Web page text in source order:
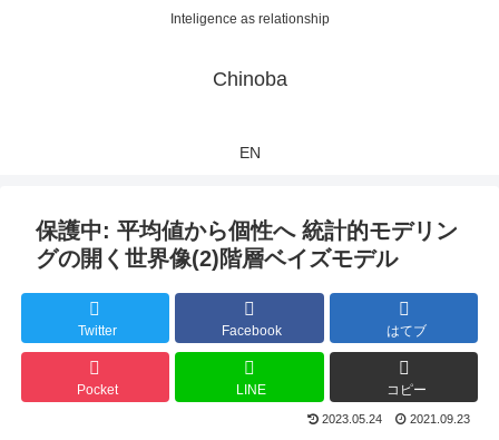
Inteligence as relationship
Chinoba
EN
保護中: 平均値から個性へ 統計的モデリン
グの開く世界像(2)階層ベイズモデル
Twitter Facebook はてブ
Pocket LINE コピー
2023.05.24 2021.09.23